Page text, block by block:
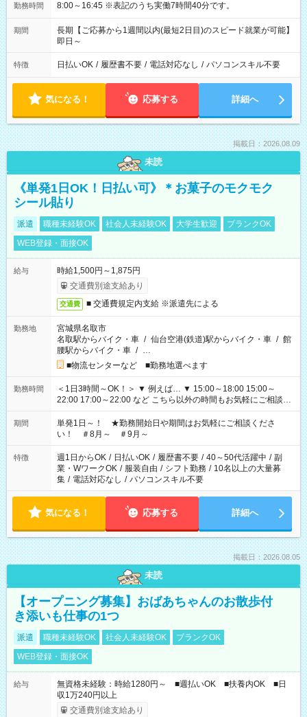
勤務時間 8:00～16:45 ※表記のうち実働7時間40分です。
期間
長期【ご応募から1週間以内(最短2日目)のスピード就業が可能】
即日～
特徴 日払いOK / 履歴書不要 / 電話対応なし / パソコンスキル不要
気になる！ 応募する 詳細へ
掲載日：2026.08.09
未読
《単発1日OK！日払い可》＊お菓子のモクモク
シール貼り
派遣 職種未経験OK 社会人未経験OK 大学生歓迎
ブランクOK
WEB登録・面接OK
給与
時給1,500円～1,875円
交通費別途支給あり
交通費 ■ 交通費規定内支給 ※派遣先による
勤務地
宮城県名取市
名取駅からバイク・車 / 仙台空港(鉄道)駅からバイク・車 / 館
腰駅からバイク・車 / …
■物流センターなど ■勤務地選べます
勤務時間
＜1日3時間～OK！＞ ▼ 例えば… ▼ 15:00～18:00 15:00～
22:00 17:00～22:00 など こちら以外の時間もお気軽にご相談く
ださい！
期間
単発1日～！ ★勤務開始日や期間はお気軽にご相談くださ
い！ ＃8月～ ＃9月～
特徴 週1日からOK / 日払いOK / 履歴書不要 / 40～50代活躍中 / 副
業・WワークOK / 服装自由 / シフト勤務 / 10名以上の大量募
集 / 電話対応なし / パソコンスキル不要
気になる！ 応募する 詳細へ
掲載日：2026.08.05
未読
【オープニング募集】おばあちゃんのお散歩付
き添いも仕事の1つ
派遣 職種未経験OK 社会人未経験OK
ブランクOK
WEB登録・面接OK
給与
無資格未経験：時給1280円～ ■週払いOK ■扶養内OK ■日
収1万240円以上
交通費別途支給あり